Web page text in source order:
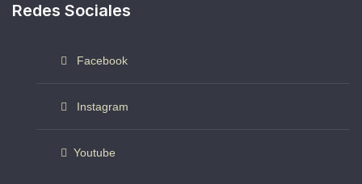
Redes Sociales
Facebook
Instagram
Youtube